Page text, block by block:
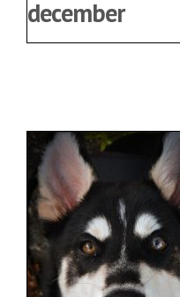
december